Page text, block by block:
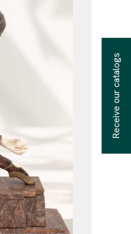
Receive our catalogs